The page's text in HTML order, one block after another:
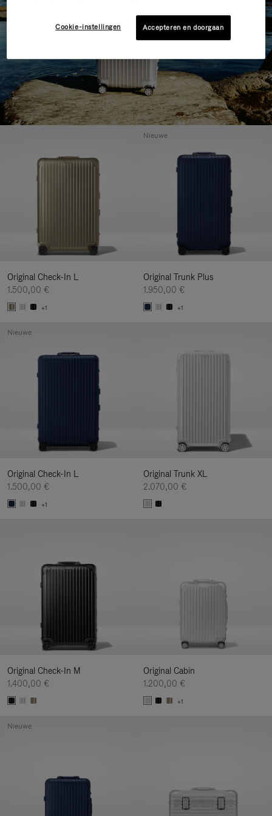
Original Check-In L
1.500,00 €
+1
Original Trunk Plus
1.950,00 €
+1
Nieuwe
Original Check-In L
1.500,00 €
+1
Nieuwe
Original Trunk XL
2.070,00 €
Original Check-In M
1.400,00 €
Original Cabin
1.200,00 €
+1
Nieuwe
Cookie-instellingen Accepteren en doorgaan